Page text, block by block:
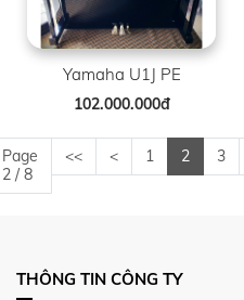
Yamaha U1J PE
102.000.000đ
Page
2 / 8
<< < 1 2 3
THÔNG TIN CÔNG TY